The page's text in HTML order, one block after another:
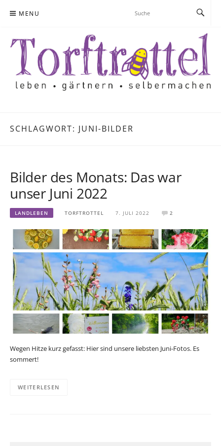
MENU
SCHLAGWORT: JUNI-BILDER
Bilder des Monats: Das war
unser Juni 2022
LANDLEBEN TORFTROTTEL 7. JULI 2022 2
Wegen Hitze kurz gefasst: Hier sind unsere liebsten Juni-Fotos. Es
sommert!
WEITERLESEN